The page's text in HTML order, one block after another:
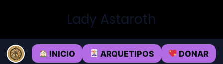
Lady Astaroth
INICIO ARQUETIPOS DONAR